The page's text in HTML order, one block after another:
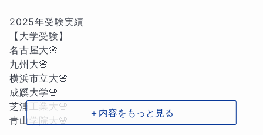
はなく、“応用可能な武器”へと変わります。
また、演習では一見シンプルながら奥深い基礎問題を
厳選。単に公式を使わせるのではなく、「この場面で
はなぜこの考え方が有効か」「図や言葉でどう整理で
きるか」と問いかけ、思考の筋力を鍛えていきます。
そして最後に、定期的な振り返りで「自分が今週でき
2025年受験実績
【大学受験】
名古屋大🌸
九州大🌸
横浜市立大🌸
成蹊大学🌸
芝浦工業大🌸
青山学院大🌸
＋内容をもっと見る